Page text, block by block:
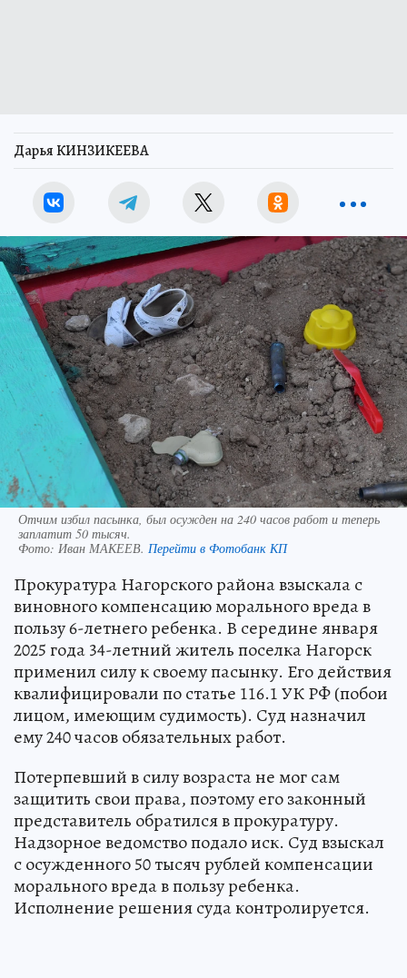
Дарья КИНЗИКЕЕВА
Отчим избил пасынка, был осужден на 240 часов работ и теперь
заплатит 50 тысяч.
Фото: Иван МАКЕЕВ. Перейти в Фотобанк КП
Прокуратура Нагорского района взыскала с
виновного компенсацию морального вреда в
пользу 6-летнего ребенка. В середине января
2025 года 34-летний житель поселка Нагорск
применил силу к своему пасынку. Его действия
квалифицировали по статье 116.1 УК РФ (побои
лицом, имеющим судимость). Суд назначил
ему 240 часов обязательных работ.
Потерпевший в силу возраста не мог сам
защитить свои права, поэтому его законный
представитель обратился в прокуратуру.
Надзорное ведомство подало иск. Суд взыскал
с осужденного 50 тысяч рублей компенсации
морального вреда в пользу ребенка.
Исполнение решения суда контролируется.